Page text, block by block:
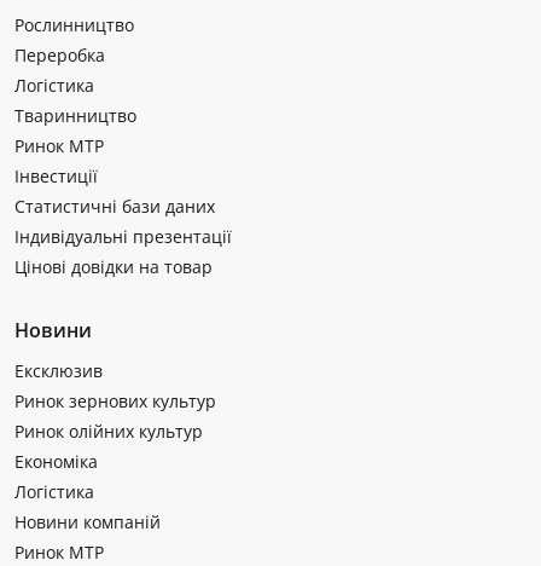
Рослинництво
Переробка
Логістика
Тваринництво
Ринок МТР
Інвестиції
Статистичні бази даних
Індивідуальні презентації
Цінові довідки на товар
Новини
Ексклюзив
Ринок зернових культур
Ринок олійних культур
Економіка
Логістика
Новини компаній
Ринок МТР